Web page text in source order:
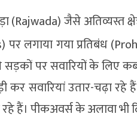
(Rajwada) जैसे अतिव्यस्त
पर लगाया गया प्रतिबंध
पर सवारियों के लिए
कर सवारियां उतार-चढ़ा
हैं। पीकअवर्स के अलावा भी